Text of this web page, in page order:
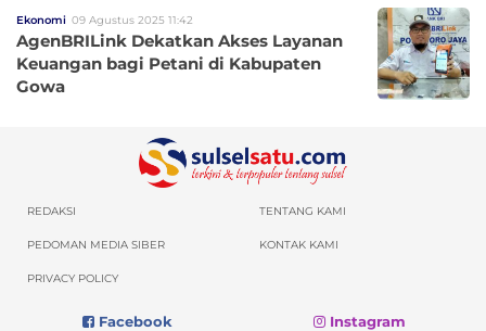
Ekonomi 09 Agustus 2025 11:42
AgenBRILink Dekatkan Akses Layanan
Keuangan bagi Petani di Kabupaten
Gowa
REDAKSI TENTANG KAMI
PEDOMAN MEDIA SIBER KONTAK KAMI
PRIVACY POLICY
Facebook
Instagram